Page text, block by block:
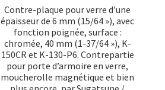
Contre-plaque pour verre d’une
épaisseur de 6 mm (15/64 »), avec
fonction poignée, surface :
chromée, 40 mm (1-37/64 »), K-
150CR et K-130-P6. Contrepartie
pour porte d’armoire en verre,
moucherolle magnétique et bien